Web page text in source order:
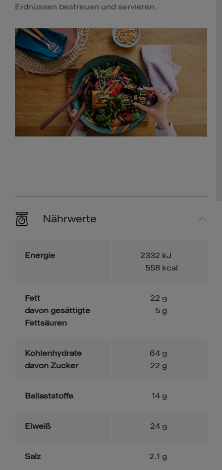
Erdnüssen bestreuen und servieren.
Nährwerte
Energie 2332 kJ
558 kcal
Fett
davon gesättigte
Fettsäuren
22 g
5 g
Kohlenhydrate
davon Zucker
64 g
22 g
Ballaststoffe 14 g
Eiweiß 24 g
Salz 2.1 g